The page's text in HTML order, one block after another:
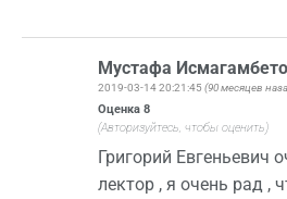
Мустафа
2019-03-14 20:21:45 (90 месяцев
Оценка 8
(Авторизуйтесь, чтобы оценить)
Григорий Евгеньевич
лектор , я очень рад ,